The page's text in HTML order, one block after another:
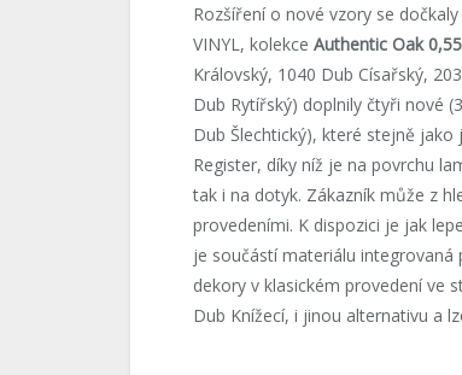
Rozšíření o nové vzory se
VINYL, kolekceAuthentic Oak 0,55
Královský, 1040 Dub Císařský,
Dub Rytířský) doplnily čtyři nové
Dub Šlechtický), které stejně
Register, díky níž je na povrchu
tak i na dotyk. Zákazník může z
provedeními. K dispozici je jak
je součástí materiálu
dekory v klasickém provedení ve
Dub Knížecí, i jinou alternativu a